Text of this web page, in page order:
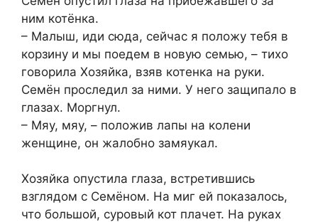
ним котёнка.
– Малыш, иди сюда, сейчас я положу тебя в
корзину и мы поедем в новую семью, – тихо
говорила Хозяйка, взяв котенка на руки.
Семён проследил за ними. У него защипало в
глазах. Моргнул.
– Мяу, мяу, – положив лапы на колени
женщине, он жалобно замяукал.
Хозяйка опустила глаза, встретившись
взглядом с Семёном. На миг ей показалось,
что большой, суровый кот плачет. На руках